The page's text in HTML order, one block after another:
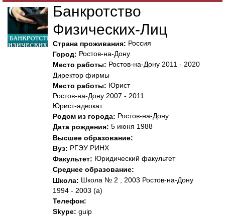
Банкротство
Физических-Лиц
Страна проживания: Россия
Город: Ростов-на-Дону
Место работы: Ростов-на-Дону 2011 - 2020
Директор фирмы
Место работы: Юрист
Ростов-на-Дону 2007 - 2011
Юрист-адвокат
Родом из города: Ростов-на-Дону
Дата рождения: 5 июня 1988
Высшее образование:
Вуз: РГЭУ РИНХ
Факультет: Юридический факультет
Среднее образование:
Школа: Школа № 2 , 2003 Ростов-на-Дону
1994 - 2003 (а)
Телефон:
Skype: guip